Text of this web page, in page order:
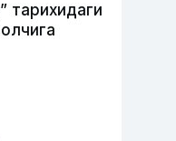
тарихидаги